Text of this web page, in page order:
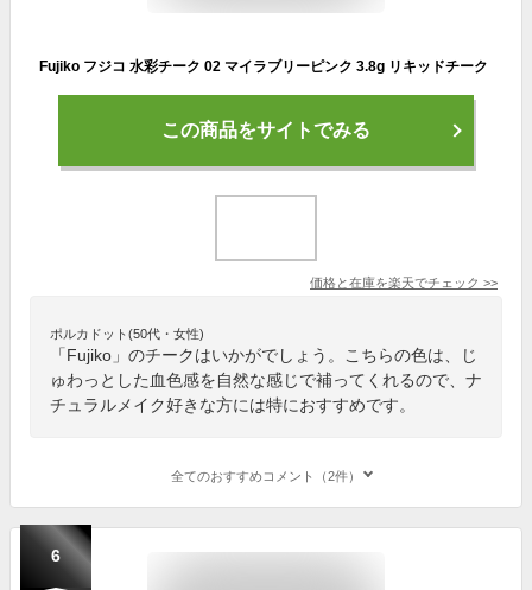
Fujiko フジコ 水彩チーク 02 マイラブリーピンク 3.8g リキッドチーク
この商品をサイトでみる
価格と在庫を楽天でチェック >>
ポルカドット(50代・女性)
「Fujiko」のチークはいかがでしょう。こちらの色は、じ
ゅわっとした血色感を自然な感じで補ってくれるので、ナ
チュラルメイク好きな方には特におすすめです。
全てのおすすめコメント（2件）
6